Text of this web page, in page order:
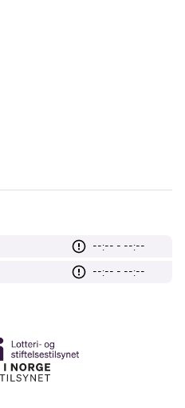
--:-- - --:--
--:-- - --:--